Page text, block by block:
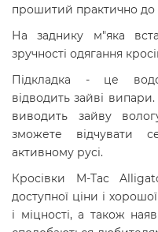
прошитий практично до
На заднику м"яка
зручності одягання
Підкладка - це
відводить зайві
виводить зайву
зможете відчувати
активному русі.
Кросівки M-Tac
доступної ціни і
і міцності, а також